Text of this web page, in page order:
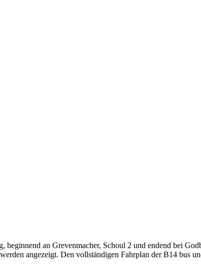
an Grevenmacher, Schoul 2 und endend bei
angezeigt. Den vollständigen Fahrplan der B14 bus